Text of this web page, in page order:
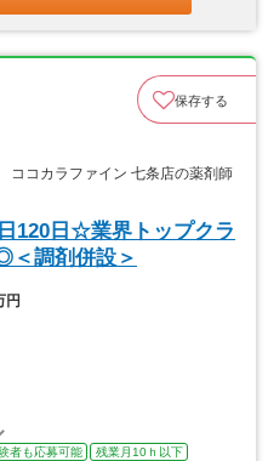
保存する
コカラファイン 七条店の薬剤師
120日☆業界トップクラ
＜調剤併設＞
円
者も応募可能
残業月10ｈ以下